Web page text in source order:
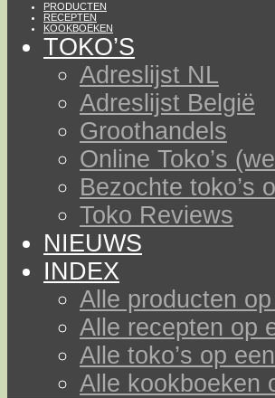
PRODUCTEN
RECEPTEN
KOOKBOEKEN
TOKO’S
Adreslijst NL
Adreslijst België
Groothandels
Online Toko’s
Bezochte toko’s
Toko Reviews
NIEUWS
INDEX
Alle producten
Alle recepten op
Alle toko’s op
Alle kookboeken